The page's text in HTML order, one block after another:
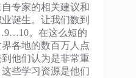
专家的相关建议和
诞生。让我们数到
。在这么短的
各地的数百万人点
他们认为是非常重
些学习资源是他们